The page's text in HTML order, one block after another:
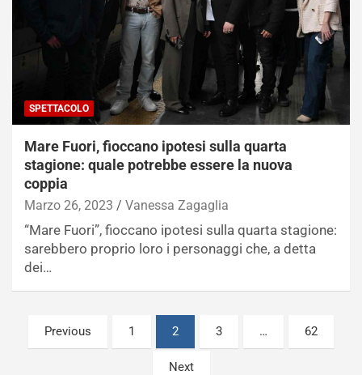
SPETTACOLO
Mare Fuori, fioccano ipotesi sulla quarta
stagione: quale potrebbe essere la nuova
coppia
Marzo 26, 2023 Vanessa Zagaglia
“Mare Fuori”, fioccano ipotesi sulla quarta stagione:
sarebbero proprio loro i personaggi che, a detta
dei…
Paginazione
degli
Previous 1 2 3 … 62
Next